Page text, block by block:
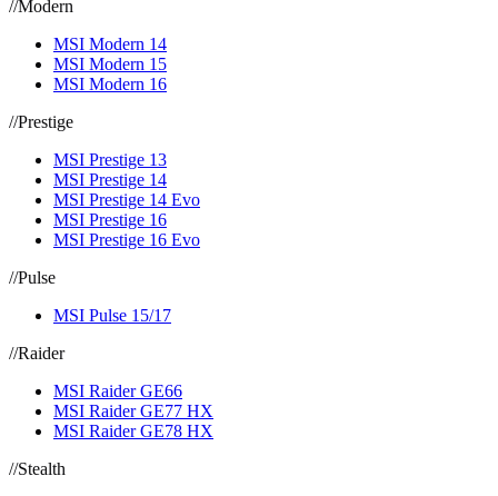
//Modern
MSI Modern 14
MSI Modern 15
MSI Modern 16
//Prestige
MSI Prestige 13
MSI Prestige 14
MSI Prestige 14 Evo
MSI Prestige 16
MSI Prestige 16 Evo
//Pulse
MSI Pulse 15/17
//Raider
MSI Raider GE66
MSI Raider GE77 HX
MSI Raider GE78 HX
//Stealth